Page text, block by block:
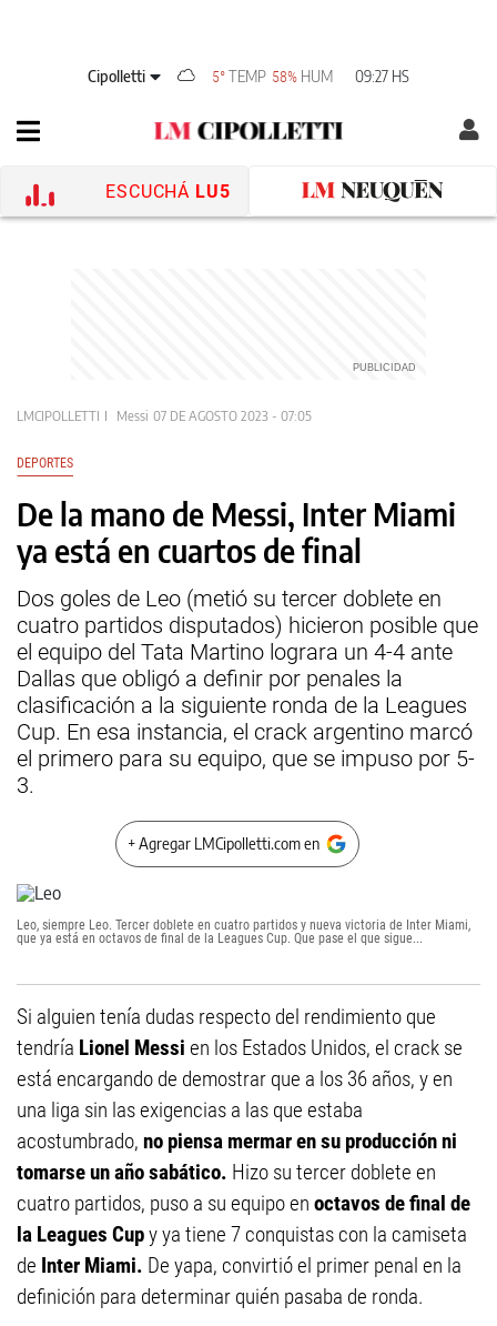
Cipolletti 5°TEMP 58% HUM 09:27 HS
ESCUCHÁ LU5
LMCIPOLLETTI Messi 07 DE AGOSTO 2023 - 07:05
DEPORTES
De la mano de Messi, Inter Miami
ya está en cuartos de final
Dos goles de Leo (metió su tercer doblete en
cuatro partidos disputados) hicieron posible que
el equipo del Tata Martino lograra un 4-4 ante
Dallas que obligó a definir por penales la
clasificación a la siguiente ronda de la Leagues
Cup. En esa instancia, el crack argentino marcó
el primero para su equipo, que se impuso por 5-
3.
+ Agregar LMCipolletti.com en
Leo, siempre Leo. Tercer doblete en cuatro partidos y nueva victoria de Inter Miami,
que ya está en octavos de final de la Leagues Cup. Que pase el que sigue...
Si alguien tenía dudas respecto del rendimiento que
tendría Lionel Messi en los Estados Unidos, el crack se
está encargando de demostrar que a los 36 años, y en
una liga sin las exigencias a las que estaba
acostumbrado, no piensa mermar en su producción ni
tomarse un año sabático. Hizo su tercer doblete en
cuatro partidos, puso a su equipo en octavos de final de
la Leagues Cupy ya tiene 7 conquistas con la camiseta
de Inter Miami. De yapa, convirtió el primer penal en la
definición para determinar quién pasaba de ronda.